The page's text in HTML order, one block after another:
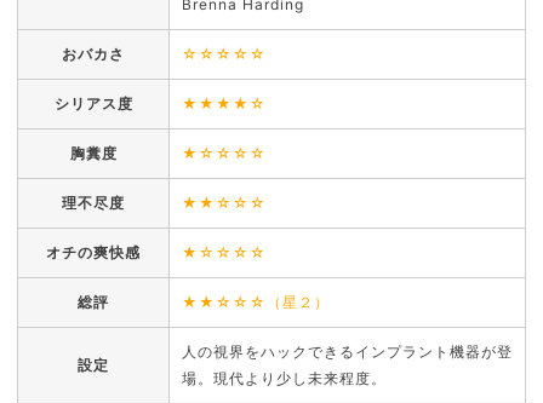
Brenna Harding
おバカさ ☆☆☆☆☆
シリアス度 ★★★★☆
胸糞度 ★☆☆☆☆
理不尽度 ★★☆☆☆
オチの爽快感 ★☆☆☆☆
総評 ★★☆☆☆（星２）
設定
人の視界をハックできるインプラント機器が登
場。現代より少し未来程度。